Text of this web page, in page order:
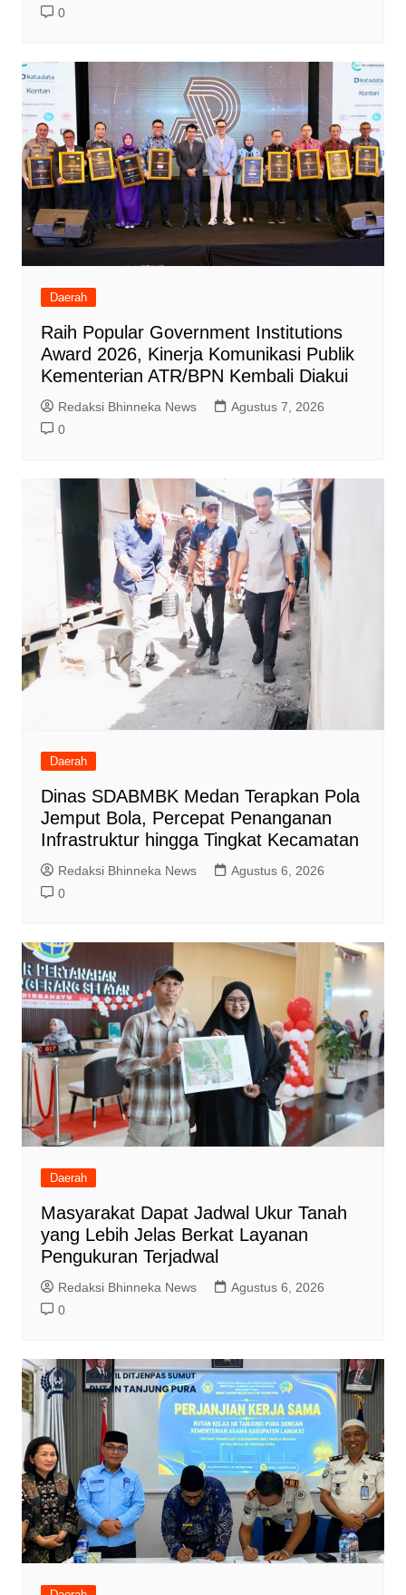
0
Daerah
Raih Popular Government Institutions
Award 2026, Kinerja Komunikasi Publik
Kementerian ATR/BPN Kembali Diakui
Redaksi Bhinneka News
Agustus 7, 2026
0
Daerah
Dinas SDABMBK Medan Terapkan Pola
Jemput Bola, Percepat Penanganan
Infrastruktur hingga Tingkat Kecamatan
Redaksi Bhinneka News
Agustus 6, 2026
0
Daerah
Masyarakat Dapat Jadwal Ukur Tanah
yang Lebih Jelas Berkat Layanan
Pengukuran Terjadwal
Redaksi Bhinneka News
Agustus 6, 2026
0